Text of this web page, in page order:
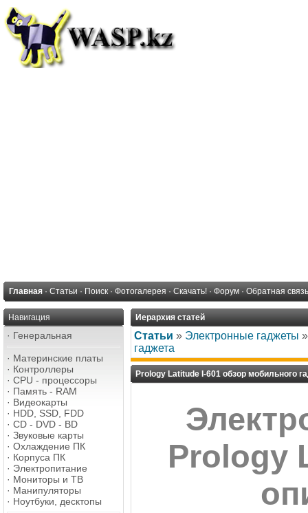
Главная · Статьи · Поиск · Фотогалерея · Скачать! · Форум · Обратная связь
Навигация
· Генеральная
· Материнские платы
· Контроллеры
· CPU - процессоры
· Память - RAM
· Видеокарты
· HDD, SSD, FDD
· CD - DVD - BD
· Звуковые карты
· Охлаждение ПК
· Корпуса ПК
· Электропитание
· Мониторы и ТВ
· Манипуляторы
· Ноутбуки, десктопы
Иерархия статей
Статьи » Электронные гаджеты
гаджета
Prology Latitude I-601 обзор мобильного
Prology